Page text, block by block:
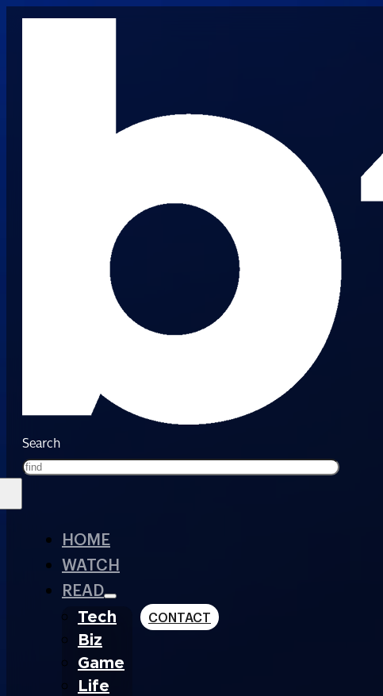
Search
HOME
WATCH
READ
Tech
Biz
Game
Life
CONTACT